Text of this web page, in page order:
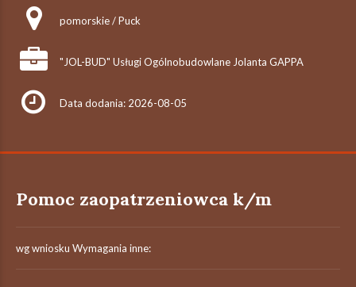
pomorskie / Puck
"JOL-BUD" Usługi Ogólnobudowlane Jolanta GAPPA
Data dodania: 2026-08-05
Pomoc zaopatrzeniowca k/m
wg wniosku Wymagania inne: